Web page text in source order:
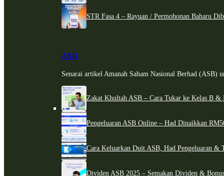
STR Fasa 4 – Rayuan / Permohonan Baharu
ASB
Senarai artikel Amanah Saham Nasional Berhad (ASB)
Zakat Khultah ASB – Cara Tukar ke Kelas B &
Pengeluaran ASB Online – Had Dinaikkan
Cara Keluarkan Duit ASB, Had Pengeluaran &
Dividen ASB 2025 – Semakan Dividen &